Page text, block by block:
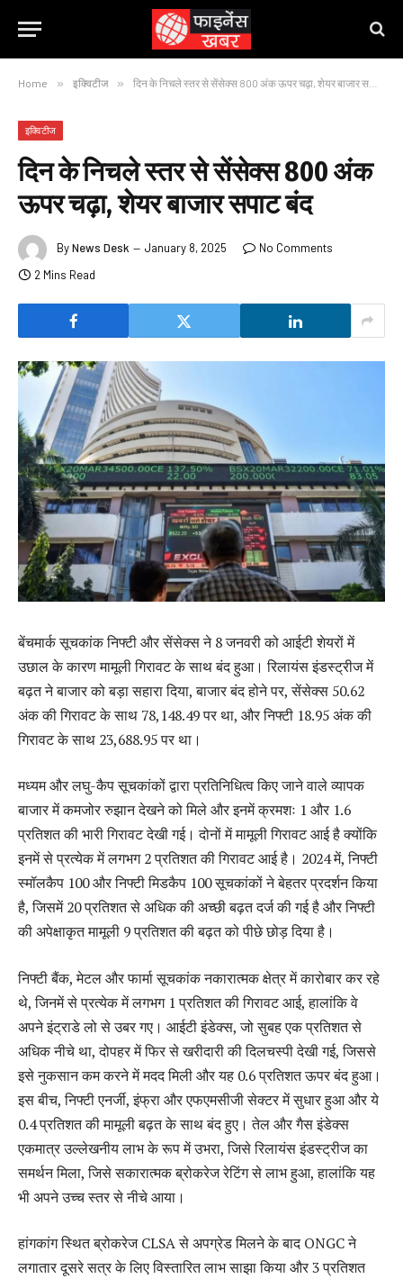
Home » इक्विटीज » दिन के निचले स्तर से सेंसेक्स 800 अंक ऊपर चढ़ा, शेयर बाजार सपाट बंद
इक्विटीज
दिन के निचले स्तर से सेंसेक्स 800 अंक
ऊपर चढ़ा, शेयर बाजार सपाट बंद
ByNews Desk January 8, 2025
No Comments
2 Mins Read
बेंचमार्क सूचकांक निफ्टी और सेंसेक्स ने 8 जनवरी को आईटी शेयरों में
उछाल के कारण मामूली गिरावट के साथ बंद हुआ। रिलायंस इंडस्ट्रीज में
बढ़त ने बाजार को बड़ा सहारा दिया, बाजार बंद होने पर, सेंसेक्स 50.62
अंक की गिरावट के साथ 78,148.49 पर था, और निफ्टी 18.95 अंक की
गिरावट के साथ 23,688.95 पर था।
मध्यम और लघु-कैप सूचकांकों द्वारा प्रतिनिधित्व किए जाने वाले व्यापक
बाजार में कमजोर रुझान देखने को मिले और इनमें क्रमशः 1 और 1.6
प्रतिशत की भारी गिरावट देखी गई। दोनों में मामूली गिरावट आई है क्योंकि
इनमें से प्रत्येक में लगभग 2 प्रतिशत की गिरावट आई है। 2024 में, निफ्टी
स्मॉलकैप 100 और निफ्टी मिडकैप 100 सूचकांकों ने बेहतर प्रदर्शन किया
है, जिसमें 20 प्रतिशत से अधिक की अच्छी बढ़त दर्ज की गई है और निफ्टी
की अपेक्षाकृत मामूली 9 प्रतिशत की बढ़त को पीछे छोड़ दिया है।
निफ्टी बैंक, मेटल और फार्मा सूचकांक नकारात्मक क्षेत्र में कारोबार कर रहे
थे, जिनमें से प्रत्येक में लगभग 1 प्रतिशत की गिरावट आई, हालांकि वे
अपने इंट्राडे लो से उबर गए। आईटी इंडेक्स, जो सुबह एक प्रतिशत से
अधिक नीचे था, दोपहर में फिर से खरीदारी की दिलचस्पी देखी गई, जिससे
इसे नुकसान कम करने में मदद मिली और यह 0.6 प्रतिशत ऊपर बंद हुआ।
इस बीच, निफ्टी एनर्जी, इंफ्रा और एफएमसीजी सेक्टर में सुधार हुआ और ये
0.4 प्रतिशत की मामूली बढ़त के साथ बंद हुए। तेल और गैस इंडेक्स
एकमात्र उल्लेखनीय लाभ के रूप में उभरा, जिसे रिलायंस इंडस्ट्रीज का
समर्थन मिला, जिसे सकारात्मक ब्रोकरेज रेटिंग से लाभ हुआ, हालांकि यह
भी अपने उच्च स्तर से नीचे आया।
हांगकांग स्थित ब्रोकरेज CLSA से अपग्रेड मिलने के बाद ONGC ने
लगातार दूसरे सत्र के लिए विस्तारित लाभ साझा किया और 3 प्रतिशत